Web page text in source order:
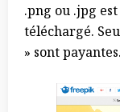
.png ou .jpg
téléchargé.
» sont payantes.